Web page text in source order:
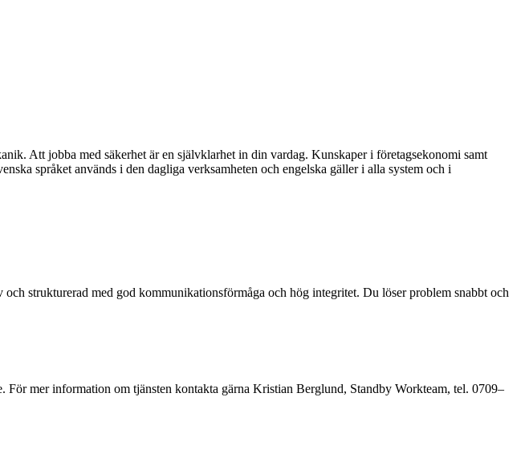
Att jobba med säkerhet är en självklarhet in din vardag. Kunskaper i företagsekonomi samt
språket används i den dagliga verksamheten och engelska gäller i alla system och i
strukturerad med god kommunikationsförmåga och hög integritet. Du löser problem snabbt och
mer information om tjänsten kontakta gärna Kristian Berglund, Standby Workteam, tel. 0709–